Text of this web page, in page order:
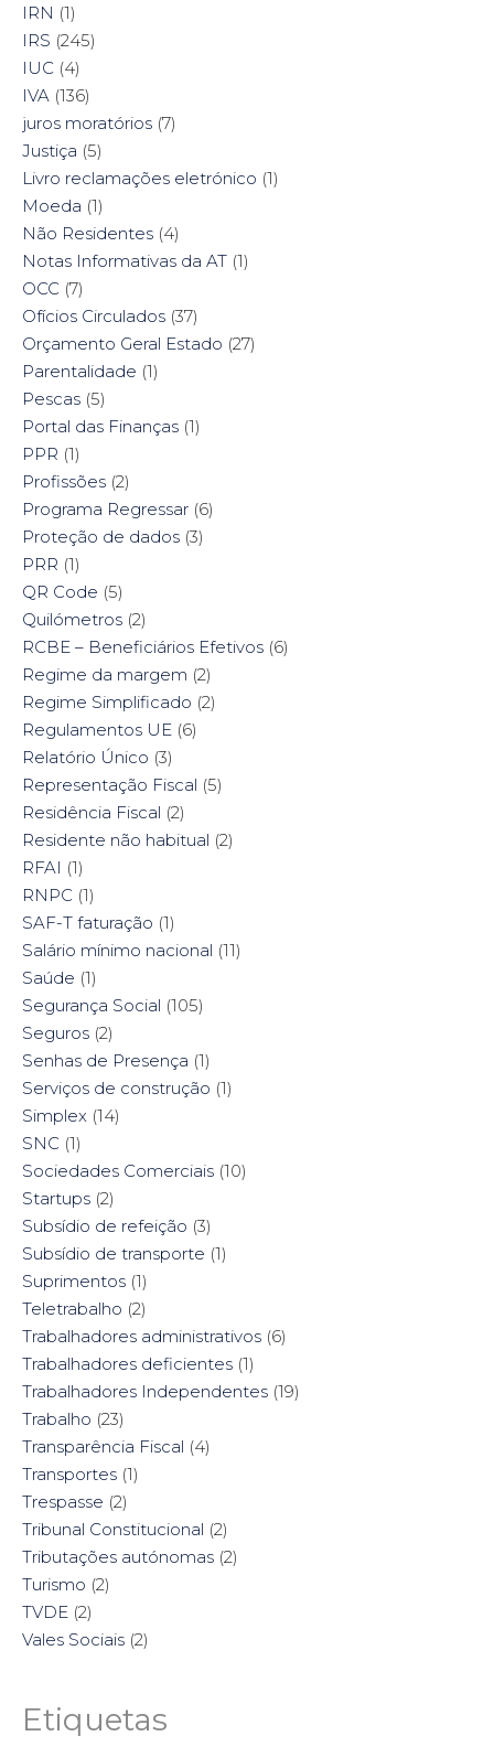
IRN (1)
IRS (245)
IUC (4)
IVA (136)
juros moratórios (7)
Justiça (5)
Livro reclamações eletrónico (1)
Moeda (1)
Não Residentes (4)
Notas Informativas da AT (1)
OCC (7)
Ofícios Circulados (37)
Orçamento Geral Estado (27)
Parentalidade (1)
Pescas (5)
Portal das Finanças (1)
PPR (1)
Profissões (2)
Programa Regressar (6)
Proteção de dados (3)
PRR (1)
QR Code (5)
Quilómetros (2)
RCBE – Beneficiários Efetivos (6)
Regime da margem (2)
Regime Simplificado (2)
Regulamentos UE (6)
Relatório Único (3)
Representação Fiscal (5)
Residência Fiscal (2)
Residente não habitual (2)
RFAI (1)
RNPC (1)
SAF-T faturação (1)
Salário mínimo nacional (11)
Saúde (1)
Segurança Social (105)
Seguros (2)
Senhas de Presença (1)
Serviços de construção (1)
Simplex (14)
SNC (1)
Sociedades Comerciais (10)
Startups (2)
Subsídio de refeição (3)
Subsídio de transporte (1)
Suprimentos (1)
Teletrabalho (2)
Trabalhadores administrativos (6)
Trabalhadores deficientes (1)
Trabalhadores Independentes (19)
Trabalho (23)
Transparência Fiscal (4)
Transportes (1)
Trespasse (2)
Tribunal Constitucional (2)
Tributações autónomas (2)
Turismo (2)
TVDE (2)
Vales Sociais (2)
Etiquetas